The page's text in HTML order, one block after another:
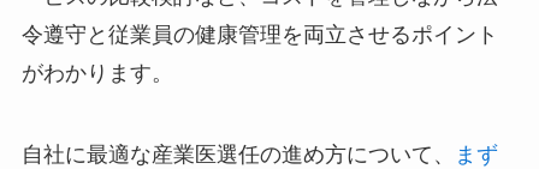
法令遵守と従業員の健康管理を両立させるポイン
トがわかります。
自社に最適な産業医選任の進め方について、
まず